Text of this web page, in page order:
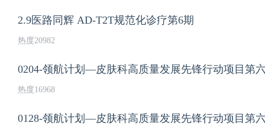
2.9医路同辉 AD-T2T规范化诊疗第6期
热度20982
0204-领航计划—皮肤科高质量发展先锋行动项目第
热度16968
0128-领航计划—皮肤科高质量发展先锋行动项目第